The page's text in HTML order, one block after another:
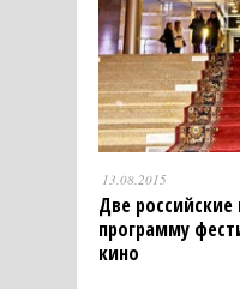
13.08.2015
Две
программу
кино